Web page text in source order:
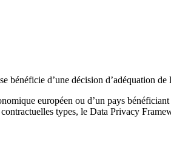
bénéficie d’une décision d’adéquation
européen ou d’un pays
types, le Data Privacy